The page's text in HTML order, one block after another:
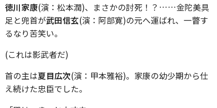
徳川家康(演：松本潤)、まさかの討死！？……金陀美具
足と兜首が武田信玄(演：阿部寛)の元へ運ばれ、一瞥す
るなり苦笑い。
(これは影武者だ)
首の主は夏目広次(演：甲本雅裕)。家康の幼少期から仕
え続けた忠臣でした。